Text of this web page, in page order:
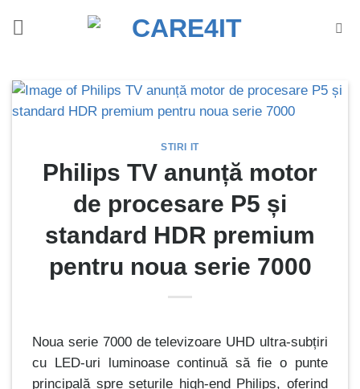
STIRI IT
Philips TV anunță motor
de procesare P5 și
standard HDR premium
pentru noua serie 7000
Noua serie 7000 de televizoare UHD ultra-subțiri
cu LED-uri luminoase continuă să fie o punte
principală spre seturile high-end Philips, oferind